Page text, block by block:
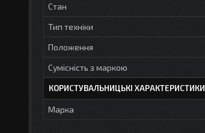
Стан
Тип техніки
Положення
Сумісність з маркою
КОРИСТУВАЛЬНИЦЬКІ ХАРАКТЕРИСТИКИ
Марка